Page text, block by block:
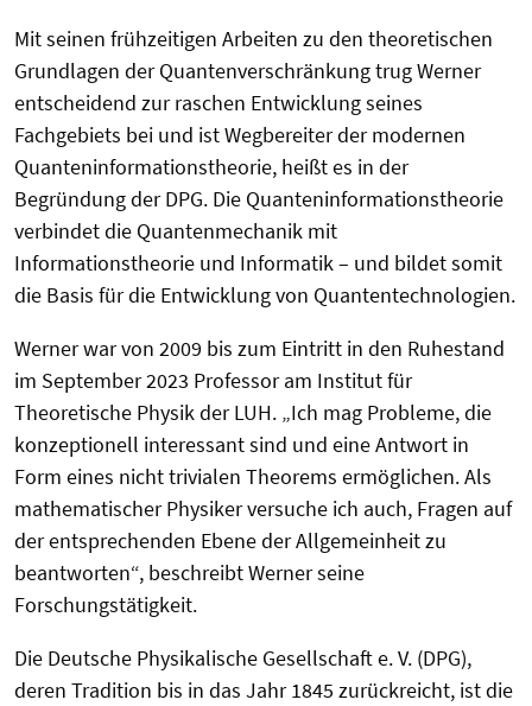
Mit seinen frühzeitigen Arbeiten zu den theoretischen
Grundlagen der Quantenverschränkung trug Werner
entscheidend zur raschen Entwicklung seines
Fachgebiets bei und ist Wegbereiter der modernen
Quanteninformationstheorie, heißt es in der
Begründung der DPG. Die Quanteninformationstheorie
verbindet die Quantenmechanik mit
Informationstheorie und Informatik – und bildet somit
die Basis für die Entwicklung von Quantentechnologien.
Werner war von 2009 bis zum Eintritt in den Ruhestand
im September 2023 Professor am Institut für
Theoretische Physik der LUH. „Ich mag Probleme, die
konzeptionell interessant sind und eine Antwort in
Form eines nicht trivialen Theorems ermöglichen. Als
mathematischer Physiker versuche ich auch, Fragen auf
der entsprechenden Ebene der Allgemeinheit zu
beantworten“, beschreibt Werner seine
Forschungstätigkeit.
Die Deutsche Physikalische Gesellschaft e. V. (DPG),
deren Tradition bis in das Jahr 1845 zurückreicht, ist die